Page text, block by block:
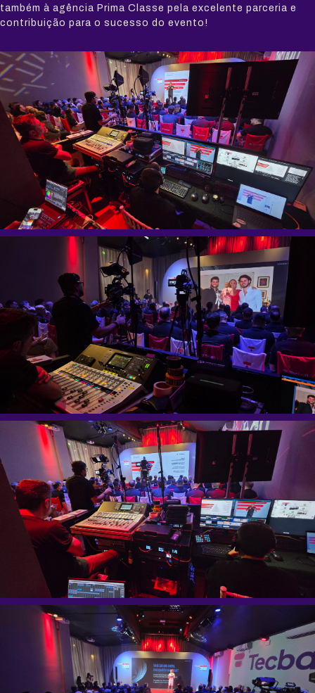
também à agência Prima Classe pela excelente parceria e
contribuição para o sucesso do evento!